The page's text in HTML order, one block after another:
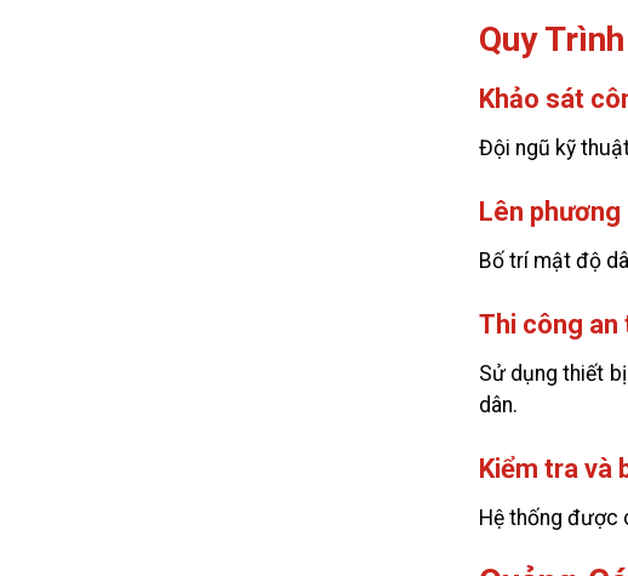
Quy
Khảo sát
Đội ngũ kỹ
Lên
Bố trí mật độ
Thi công an
Sử dụng thiết
dân.
Kiểm tra và
Hệ thống được